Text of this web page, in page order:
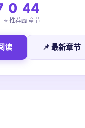
0
⭐ 推荐
44
📖 章节
读 📌 最新章节